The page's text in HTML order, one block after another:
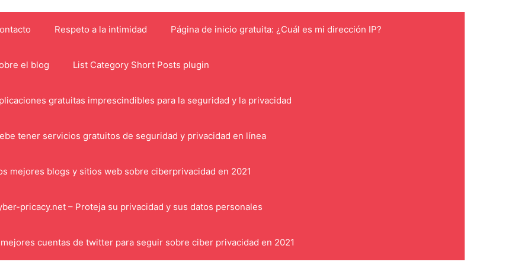
Respeto a la intimidad Página de inicio gratuita: ¿Cuál es mi dirección IP?
el blog List Category Short Posts plugin
gratuitas imprescindibles para la seguridad y la privacidad
tener servicios gratuitos de seguridad y privacidad en línea
mejores blogs y sitios web sobre ciberprivacidad en 2021
pricacy.net – Proteja su privacidad y sus datos personales
cuentas de twitter para seguir sobre ciber privacidad en 2021